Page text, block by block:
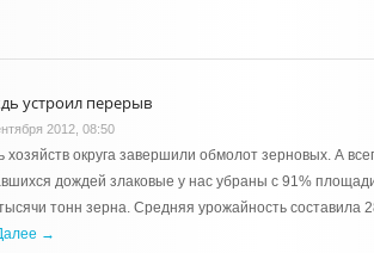
устроил перерыв
2012, 08:50
хозяйств округа завершили обмолот зерновых. А
дождей злаковые у нас убраны с 91%
тонн зерна. Средняя урожайность составила
→